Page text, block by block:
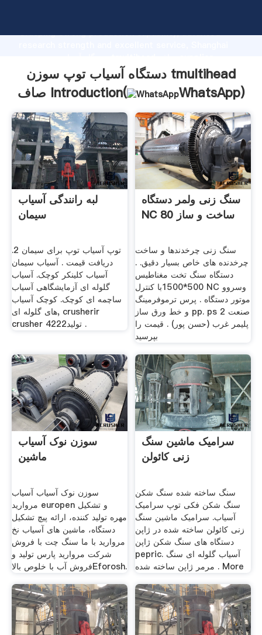
Grasping strong production capability, advanced
create the value and bring values to all of customers.
دستگاه آسیاب توپ سوزن tmultihead
صاف Introduction(
WhatsApp)
لبه رانندگی آسیاب
سیمان
توپ آسیاب توپ برای سیمان 2.
دریافت قیمت . آسیاب سیمان
آسیاب کلینکر کوچک. آسیاب
گلوله ای آزمایشگاهی آسیاب
ساچمه ای کوچک. کوچک آسیاب
های گلوله ای, crusherir
crusher 4222تولید .
سنگ زنی ولمر دستگاه
NC 80 ساخت و ساز
سنگ زنی چرخدندها و ساخت
چرخدنده های خاص بسیار دقیق. .
دستگاه سنگ تخت مغناطیس
500*1500با کنترل NC وسروو
موتور دستگاه . پرس ترموفرمینگ
و خط ورق ساز pp. ps 2 صنعت
پلیمر غرب (حسن پور) . قیمت را
بپرسید
سوزن نوک آسیاب
ماشین
سوزن نوک آسیاب آسیاب
مروارید europen و تشکیل
مهره تولید کننده، ارائه پیچ تشکیل
دستگاه، ماشین های آسیاب نخ
مروارید با ما سنگ چت با فروش
شرکت مروارید پارس تولید و
فروش آب با خلوص بالاEforosh.
سرامیک ماشین سنگ
زنی کائولن
سنگ ساخته شده سنگ شکن
سنگ شکن فکی توپ سرامیک
آسیاب. سرامیک ماشین سنگ
زنی کائولن ساخته شده در ژاپن
دستگاه های سنگ شکن ژاپن
pepric. آسیاب گلوله ای سنگ
مرمر ژاپن ساخته شده . More